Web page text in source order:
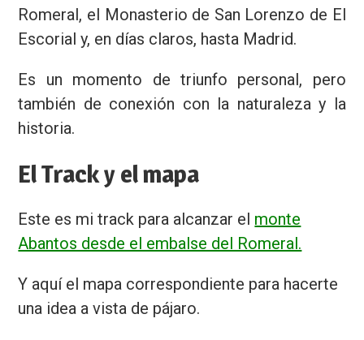
Romeral, el Monasterio de San Lorenzo de El
Escorial y, en días claros, hasta Madrid.
Es un momento de triunfo personal, pero
también de conexión con la naturaleza y la
historia.
El Track y el mapa
Este es mi track para alcanzar el monte
Abantos desde el embalse del Romeral.
Y aquí el mapa correspondiente para hacerte
una idea a vista de pájaro.